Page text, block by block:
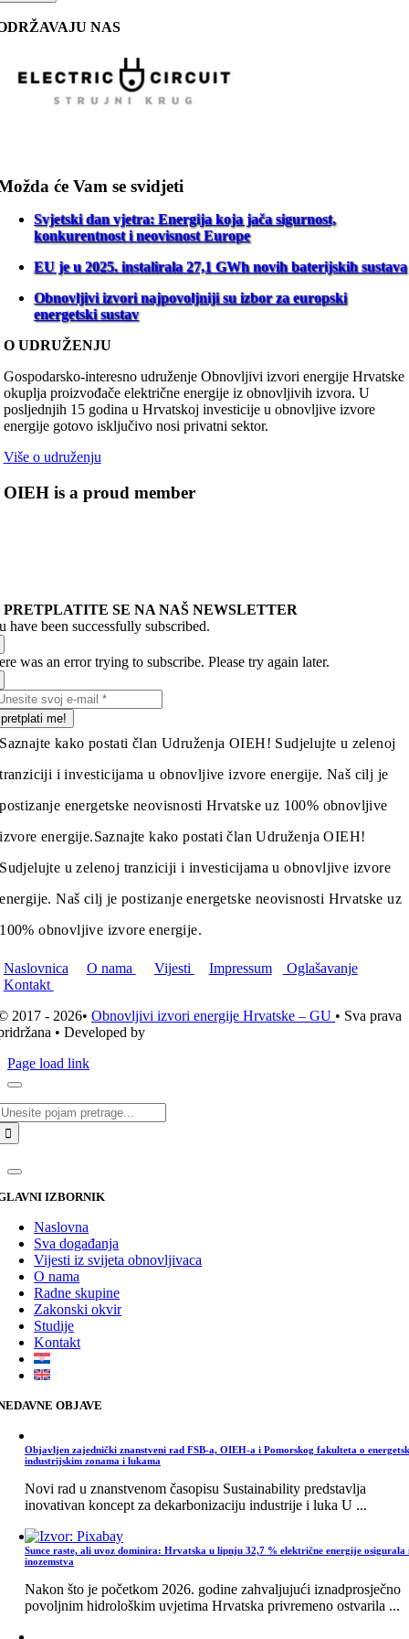
NAS
će Vam se svidjeti
Svjetski dan vjetra: Energija koja jača sigurnost,
konkurentnost i neovisnost Europe
EU je u 2025. instalirala 27,1 GWh novih baterijskih sustava
Obnovljivi izvori najpovoljniji su izbor za europski
energetski sustav
O UDRUŽENJU
Gospodarsko-interesno udruženje Obnovljivi izvori energije Hrvatske
okuplja proizvođače električne energije iz obnovljivih izvora. U
posljednjih 15 godina u Hrvatskoj investicije u obnovljive izvore
energije gotovo isključivo nosi privatni sektor.
Više o udruženju
OIEH is a proud member
PRETPLATITE SE NA NAŠ NEWSLETTER
have been successfully subscribed.
was an error trying to subscribe. Please try again later.
pretplati me!
Saznajte kako postati član Udruženja OIEH! Sudjelujte u zelenoj
tranziciji i investicijama u obnovljive izvore energije. Naš cilj je
postizanje energetske neovisnosti Hrvatske uz 100% obnovljive
izvore energije.Saznajte kako postati član Udruženja OIEH!
Sudjelujte u zelenoj tranziciji i investicijama u obnovljive izvore
energije. Naš cilj je postizanje energetske neovisnosti Hrvatske uz
100% obnovljive izvore energije.
Naslovnica O nama Vijesti Impressum
Oglašavanje
Kontakt
2017 - 2026•Obnovljivi izvori energije Hrvatske – GU • Sva prava
• Developed by
Page load link
IZBORNIK
Naslovna
Sva događanja
Vijesti iz svijeta obnovljivaca
O nama
Radne skupine
Zakonski okvir
Studije
Kontakt
OBJAVE
Objavljen zajednički znanstveni rad FSB-a, OIEH-a i Pomorskog fakulteta o
industrijskim zonama i lukama
Novi rad u znanstvenom časopisu Sustainability predstavlja
inovativan koncept za dekarbonizaciju industrije i luka U ...
Sunce raste, ali uvoz dominira: Hrvatska u lipnju 32,7 % električne energije osigurala
inozemstva
Nakon što je početkom 2026. godine zahvaljujući iznadprosječno
povoljnim hidrološkim uvjetima Hrvatska privremeno ostvarila ...